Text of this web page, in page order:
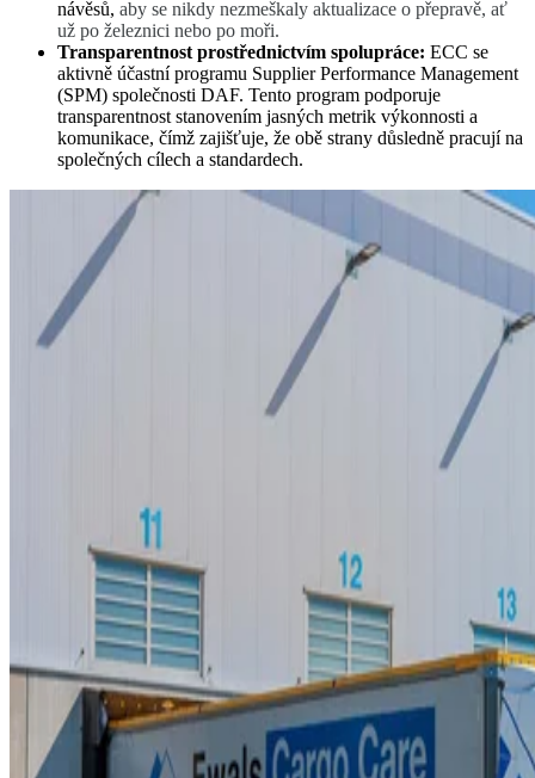
návěsů, aby se nikdy nezmeškaly aktualizace o přepravě, ať
už po železnici nebo po moři.
Transparentnost prostřednictvím spolupráce: ECC se
aktivně účastní programu Supplier Performance Management
(SPM) společnosti DAF. Tento program podporuje
transparentnost stanovením jasných metrik výkonnosti a
komunikace, čímž zajišťuje, že obě strany důsledně pracují na
společných cílech a standardech.